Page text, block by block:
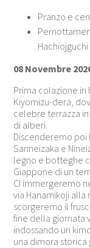
Pranzo e
08 Novembre
Prima colazione
Kiyomizu-dera,
celebre terrazza
di alberi.
Discenderemo
Sanneizaka e
legno e botteghe
Giappone di un
CI immergeremo
via Hanamikoji
scorgeremo il
fine della giornata
indossando un
una dimora storica